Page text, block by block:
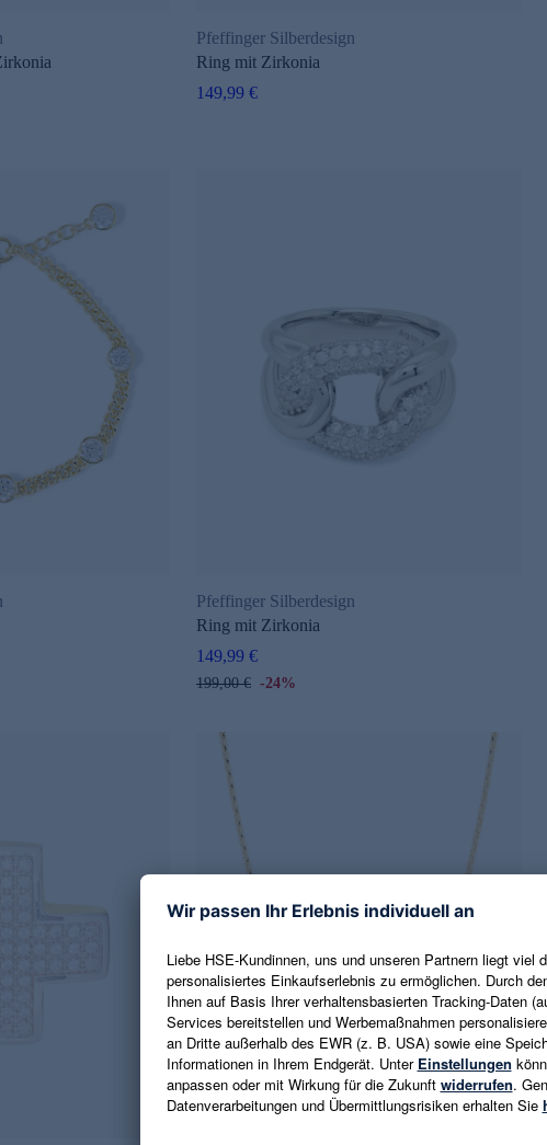
Pfeffinger Silberdesign
Ring mit Zirkonia
149,99 €
Pfeffinger Silberdesign
Ring mit Zirkonia
149,99 €
199,00 € -24%